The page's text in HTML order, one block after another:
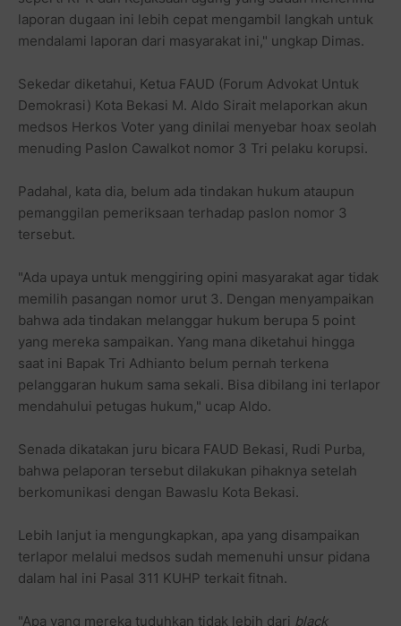
laporan dugaan ini lebih cepat mengambil langkah untuk
mendalami laporan dari masyarakat ini," ungkap Dimas.
Sekedar diketahui, Ketua FAUD (Forum Advokat Untuk
Demokrasi) Kota Bekasi M. Aldo Sirait melaporkan akun
medsos Herkos Voter yang dinilai menyebar hoax seolah
menuding Paslon Cawalkot nomor 3 Tri pelaku korupsi.
Padahal, kata dia, belum ada tindakan hukum ataupun
pemanggilan pemeriksaan terhadap paslon nomor 3
tersebut.
"Ada upaya untuk menggiring opini masyarakat agar tidak
memilih pasangan nomor urut 3. Dengan menyampaikan
bahwa ada tindakan melanggar hukum berupa 5 point
yang mereka sampaikan. Yang mana diketahui hingga
saat ini Bapak Tri Adhianto belum pernah terkena
pelanggaran hukum sama sekali. Bisa dibilang ini terlapor
mendahului petugas hukum," ucap Aldo.
Senada dikatakan juru bicara FAUD Bekasi, Rudi Purba,
bahwa pelaporan tersebut dilakukan pihaknya setelah
berkomunikasi dengan Bawaslu Kota Bekasi.
Lebih lanjut ia mengungkapkan, apa yang disampaikan
terlapor melalui medsos sudah memenuhi unsur pidana
dalam hal ini Pasal 311 KUHP terkait fitnah.
"Apa yang mereka tuduhkan tidak lebih dari black